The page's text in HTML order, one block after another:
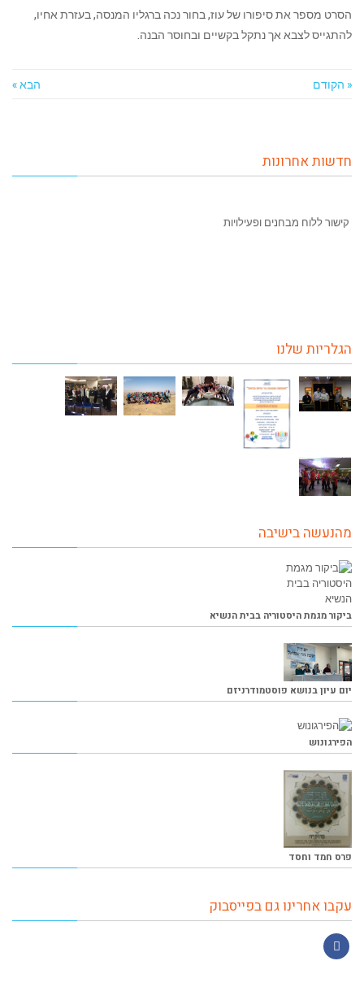
הסרט מספר את סיפורו של עוז, בחור נכה ברגליו המנסה, בעזרת אחיו,
להתגייס לצבא אך נתקל בקשיים ובחוסר הבנה.
« הקודם הבא »
חדשות אחרונות
קישור ללוח מבחנים ופעילויות
הגלריות שלנו
מהנעשה בישיבה
ביקור מגמת היסטוריה בבית הנשיא
יום עיון בנושא פוסטמודרניזם
הפירגונוש
פרס חמד וחסד
עקבו אחרינו גם בפייסבוק